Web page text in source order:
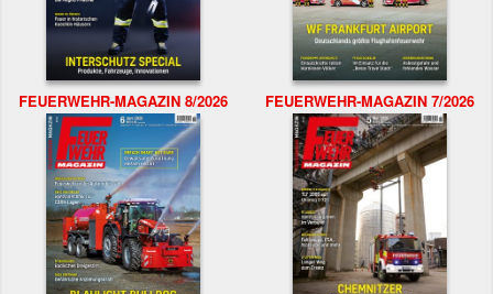
FEUERWEHR-MAGAZIN 8/2026 FEUERWEHR-MAGAZIN 7/2026